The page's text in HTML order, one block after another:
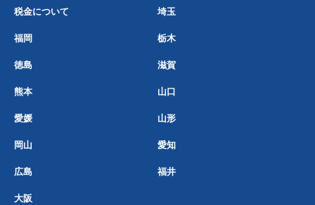
税金について 埼玉
福岡 栃木
徳島 滋賀
熊本 山口
愛媛 山形
岡山 愛知
広島 福井
大阪